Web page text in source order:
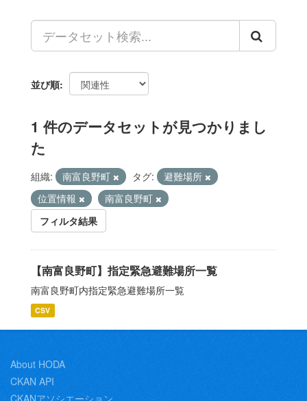
並び順
1 件のデータセットが見つかりまし
た
組織: 南富良野町 タグ:
避難場所
位置情報
南富良野町
フィルタ結果
【南富良野町】指定緊急避難場所一覧
南富良野町内指定緊急避難場所一覧
CSV
About HODA
CKAN API